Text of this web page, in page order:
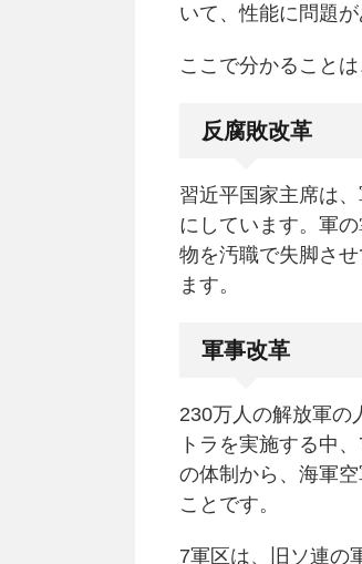
いて、性能に問題
ここで分かること
反腐敗改革
習近平国家主席は
にしています。軍
物を汚職で失脚さ
ます。
軍事改革
230万人の解放軍の
トラを実施する中
の体制から、海軍
ことです。
7軍区は、旧ソ連の